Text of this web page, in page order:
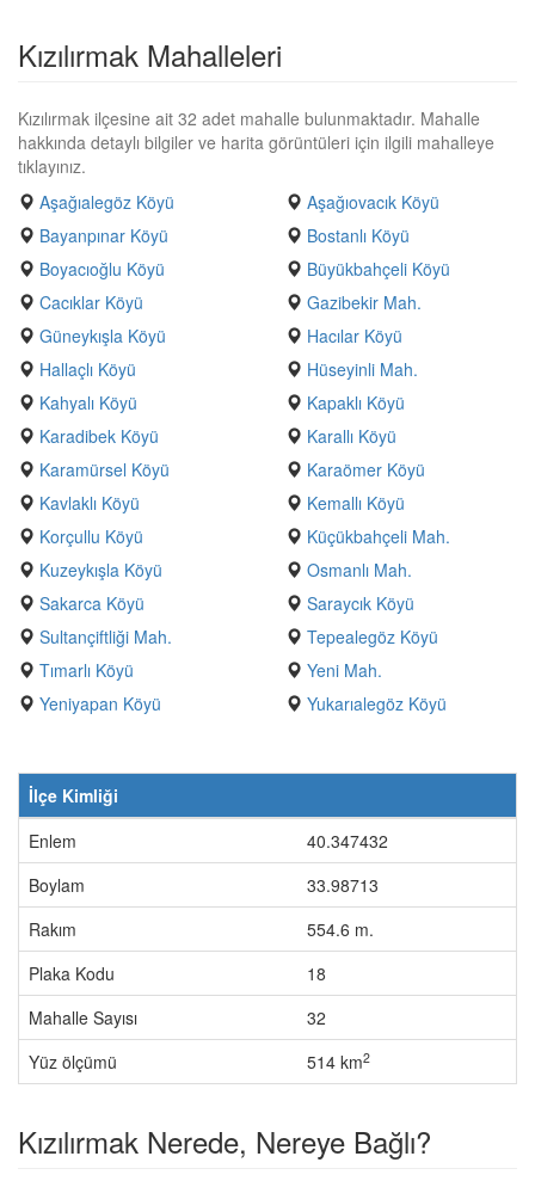
Kızılırmak Mahalleleri
Kızılırmak ilçesine ait 32 adet mahalle bulunmaktadır. Mahalle
hakkında detaylı bilgiler ve harita görüntüleri için ilgili mahalleye
tıklayınız.
Aşağıalegöz Köyü
Aşağıovacık Köyü
Bayanpınar Köyü
Bostanlı Köyü
Boyacıoğlu Köyü
Büyükbahçeli Köyü
Cacıklar Köyü
Gazibekir Mah.
Güneykışla Köyü
Hacılar Köyü
Hallaçlı Köyü
Hüseyinli Mah.
Kahyalı Köyü
Kapaklı Köyü
Karadibek Köyü
Karallı Köyü
Karamürsel Köyü
Karaömer Köyü
Kavlaklı Köyü
Kemallı Köyü
Korçullu Köyü
Küçükbahçeli Mah.
Kuzeykışla Köyü
Osmanlı Mah.
Sakarca Köyü
Saraycık Köyü
Sultançiftliği Mah.
Tepealegöz Köyü
Tımarlı Köyü
Yeni Mah.
Yeniyapan Köyü
Yukarıalegöz Köyü
İlçe Kimliği
Enlem
40.347432
Boylam
33.98713
Rakım
554.6 m.
Plaka Kodu
18
Mahalle Sayısı
32
Yüz ölçümü
514 km2
Kızılırmak Nerede, Nereye Bağlı?